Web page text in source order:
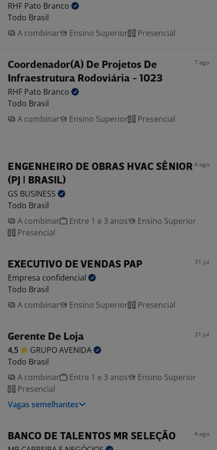
RHF Pato Branco
Todo Brasil
A combinar
Ensino Superior Presencial
Coordenador(A) De Projetos De
Infraestrutura Rodoviária - 1023
7 ago
RHF Pato Branco
Todo Brasil
A combinar
Ensino Superior Presencial
ENGENHEIRO DE OBRAS HVAC SÊNIOR
(PJ | BRASIL)
4 ago
GS BUSINESS
Todo Brasil
A combinar
Entre 1 e 3 anos
Ensino Superior
Presencial
EXECUTIVO DE VENDAS PAP 31 jul
Empresa confidencial
Todo Brasil
A combinar
Ensino Superior Presencial
Gerente De Loja 31 jul
4,5 GRUPOAVENIDA
Todo Brasil
A combinar
Entre 1 e 3 anos
Ensino Superior
Presencial
Vagas semelhantes
BANCO DE TALENTOS MR SELEÇÃO 4 ago